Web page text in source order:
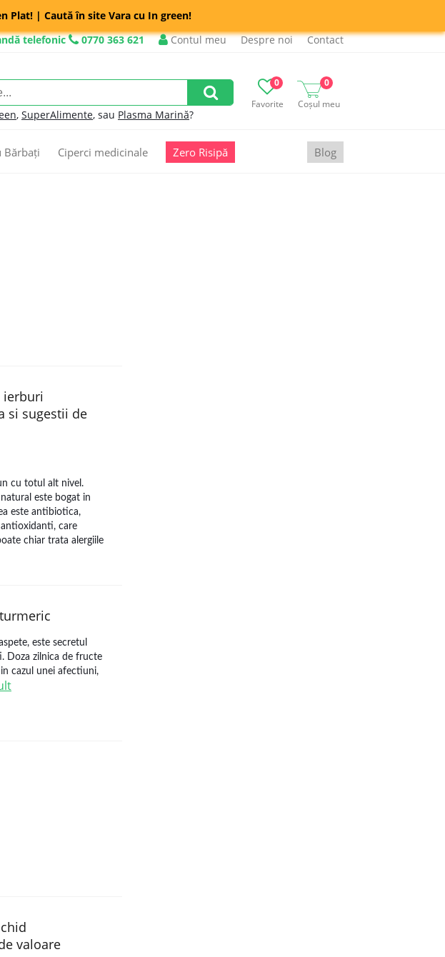
Plat! | Caută în site Vara cu In green!
telefonic 0770 363 621 Contul meu Despre noi Contact
Favorite
0
Coșul meu
0
, SuperAlimente, sau Plasma Marină?
Bărbați Ciperci medicinale Zero Risipă Blog
ierburi
si sugestii de
cu totul alt nivel.
este bogat in
este antibiotica,
care
chiar trata alergiile
este secretul
Doza zilnica de fructe
cazul unei afectiuni,
valoare